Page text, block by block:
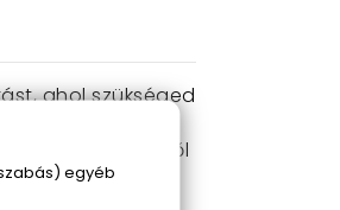
ahol szükséged
teljes fényerőről
egyéb